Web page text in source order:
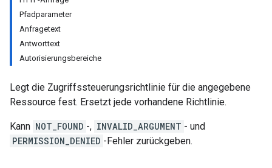
Pfadparameter
Anfragetext
Antworttext
Autorisierungsbereiche
Legt die Zugriffssteuerungsrichtlinie für die angegebene
Ressource fest. Ersetzt jede vorhandene Richtlinie.
Kann NOT_FOUND -, INVALID_ARGUMENT - und
PERMISSION_DENIED -Fehler zurückgeben.